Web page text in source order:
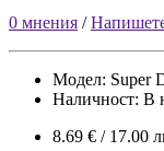
0 мнения /
Модел: Super
Наличност: В
8.69 € / 17.00